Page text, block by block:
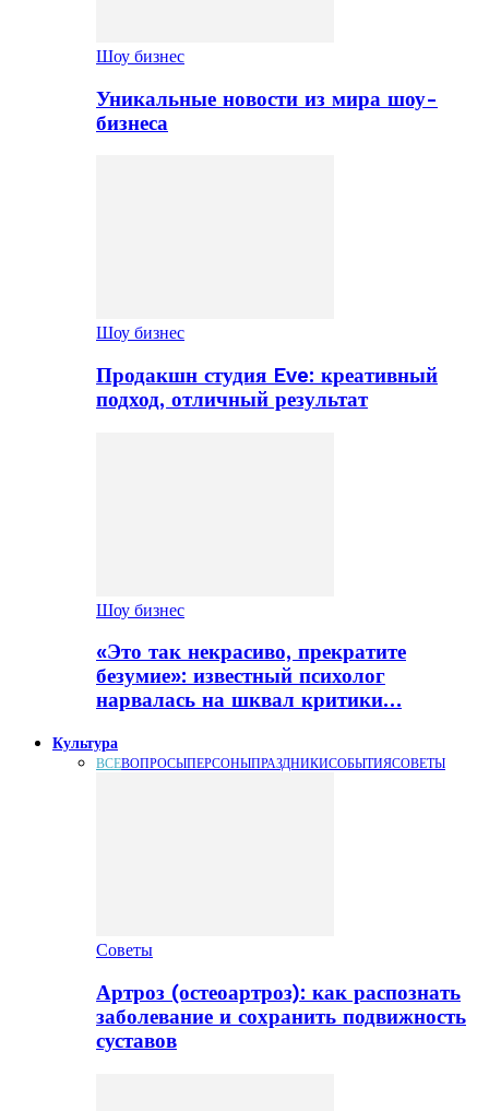
Шоу бизнес
Уникальные новости из мира шоу-
бизнеса
Шоу бизнес
Продакшн студия Eve: креативный
подход, отличный результат
Шоу бизнес
«Это так некрасиво, прекратите
безумие»: известный психолог
нарвалась на шквал критики…
Культура
ВСЕВОПРОСЫПЕРСОНЫПРАЗДНИКИСОБЫТИЯСОВЕТЫ
Советы
Артроз (остеоартроз): как распознать
заболевание и сохранить подвижность
суставов